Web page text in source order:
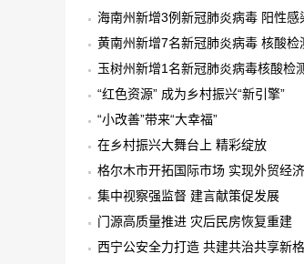
海南州新增3例新冠肺炎病毒 阳性感
黄南州新增7名新冠肺炎病毒 核酸检
玉树州新增1名新冠肺炎病毒核酸检
“红色资源” 成为乡村振兴“新引擎”
“小改善”带来“大幸福”
在乡村振兴大舞台上 精彩绽放
格尔木市开拓国际市场 实现外贸经
集中视察强监督 建言献策促发展
门源高质量推进 灾后民房恢复重建
西宁公安全力打造 共建共治共享新